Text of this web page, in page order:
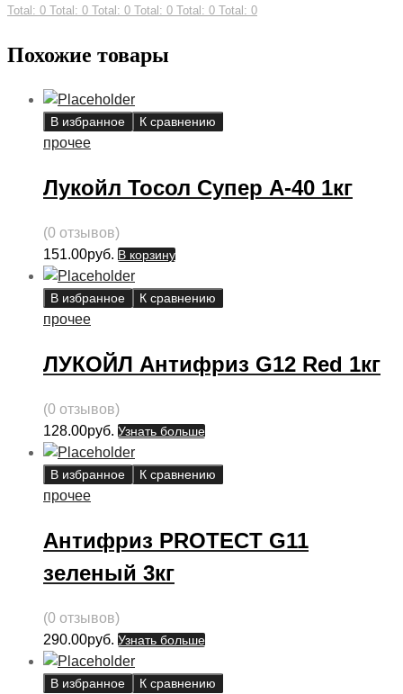
Total: 0 Total: 0 Total: 0 Total: 0 Total: 0 Total: 0
Похожие товары
В избранное К сравнению
прочее
Лукойл Тосол Супер А-40 1кг
(0 отзывов)
151.00руб. В корзину
В избранное К сравнению
прочее
ЛУКОЙЛ Антифриз G12 Red 1кг
(0 отзывов)
128.00руб. Узнать больше
В избранное К сравнению
прочее
Антифриз PROTECT G11
зеленый 3кг
(0 отзывов)
290.00руб. Узнать больше
В избранное К сравнению